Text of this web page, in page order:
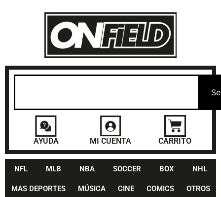
AYUDA MI CUENTA CARRITO
NFL MLB NBA SOCCER BOX NHL
MAS DEPORTES MÚSICA CINE COMICS OTROS